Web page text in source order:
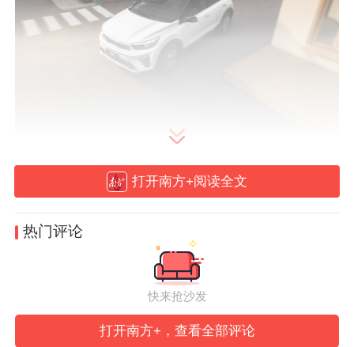
2026款起亚奕跑深谙年轻人的审美心理，以
俏皮灵动的外观造型，搭配回旋镖式LED日
行灯、镜面花型轮毂等设计，呈现潮酷颜
值。新车新增天霜蓝外观配色，提供透明
白、天霜蓝、胭脂红3种活力配色方案与黑
色/皓月白、黑色/律动黄、黑色/天霜蓝3种时
尚的双色车身。
打开南方+阅读全文
热门评论
快来抢沙发
打开南方+，查看全部评论